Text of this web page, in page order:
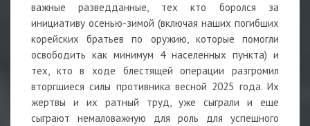
важные разведданные, тех кто боролся за
инициативу осенью-зимой (включая наших погибших
корейских братьев по оружию, которые помогли
освободить как минимум 4 населенных пункта) и
тех, кто в ходе блестящей операции разгромил
вторгшиеся силы противника весной 2025 года. Их
жертвы и их ратный труд, уже сыграли и еще
сыграют немаловажную для роль для успешного